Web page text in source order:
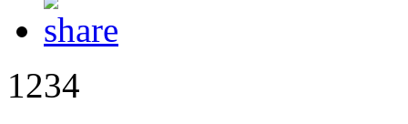
1234